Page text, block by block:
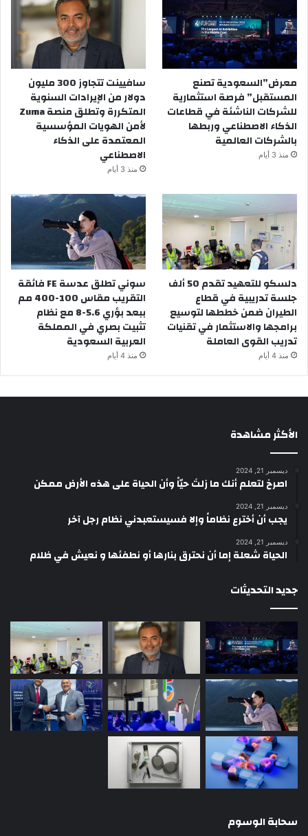
معرض”السعودية تصنع
المستقبل” فرصة استثمارية
للشركات الناشئة في قطاعات
الذكاء الاصطناعي وربطها
بالشركات العالمية
منذ 3 أيام
سافيينت تتجاوز 300 مليون
دولار من الإيرادات السنوية
المتكررة وتطلق منصة Zuma
لأمن الهويات المؤسسية
المعتمدة على الذكاء
الاصطناعي
منذ 3 أيام
دلسكو للتعهيد تقدم 50 ألف
جلسة تدريبية في قطاع
الطيران ضمن خططها لتوسيع
برامجها والاستثمار في تقنيات
تدريب القوى العاملة
منذ 4 أيام
سوني تطلق عدسة FE فائقة
التقريب مقاس 100-400 مم
ببعد بؤري 5.6-8 مع نظام
تثبيت بصري في المملكة
العربية السعودية
منذ 4 أيام
الأكثر مشاهدة
ديسمبر 21, 2024
‫اصرخ لتعلم أنك ما زلتَ حيّاً وأن الحياة على هذه الأرض ممكن
ديسمبر 21, 2024
يجب أن أخترع نظاماً وإلا فسيستعبدني نظام رجل آخر
ديسمبر 21, 2024
الحياة شعلة إما أن نحترق بنارها أو نطفئها و نعيش في ظلام
جديد التحديثات
سحابة الوسوم